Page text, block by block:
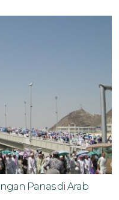
Panas di Arab